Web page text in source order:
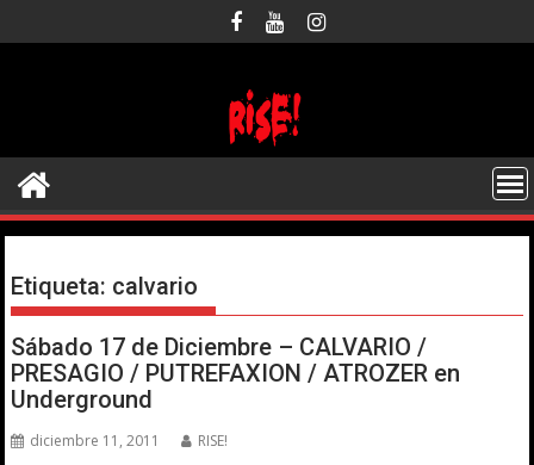
al
Etiqueta: calvario
Sábado 17 de Diciembre – CALVARIO /
PRESAGIO / PUTREFAXION / ATROZER en
Underground
diciembre 11, 2011 RISE!